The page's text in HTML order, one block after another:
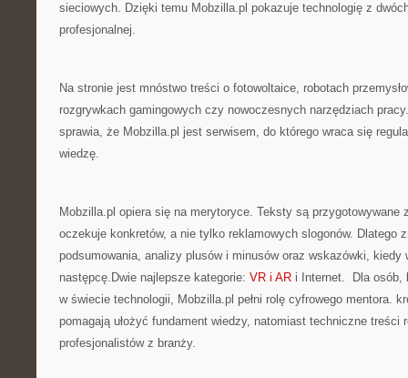
sieciowych. Dzięki temu Mobzilla.pl pokazuje technologię z
profesjonalnej.
Na stronie jest mnóstwo treści o fotowoltaice, robotach
rozgrywkach gamingowych czy nowoczesnych narzędziach
sprawia, że Mobzilla.pl jest serwisem, do którego wraca się
wiedzę.
Mobzilla.pl opiera się na merytoryce. Teksty są przygotowywane
oczekuje konkretów, a nie tylko reklamowych slogonów. Dlatego
podsumowania, analizy plusów i minusów oraz wskazówki, kiedy
następcę.Dwie najlepsze kategorie: VR i AR i Internet. Dla osób,
w świecie technologii, Mobzilla.pl pełni rolę cyfrowego mentora.
pomagają ułożyć fundament wiedzy, natomiast techniczne treści
profesjonalistów z branży.